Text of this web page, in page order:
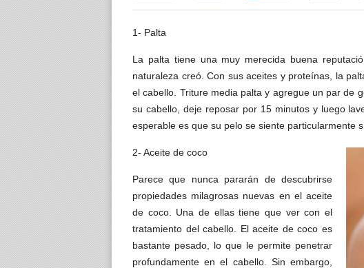
1- Palta
La palta tiene una muy merecida buena
naturaleza creó. Con sus aceites y proteínas, la
el cabello. Triture media palta y agregue un par de
su cabello, deje reposar por 15 minutos y luego
esperable es que su pelo se siente particularmente
2- Aceite de coco
Parece que nunca pararán de descubrirse
propiedades milagrosas nuevas en el aceite
de coco. Una de ellas tiene que ver con el
tratamiento del cabello. El aceite de coco es
bastante pesado, lo que le permite penetrar
profundamente en el cabello. Sin embargo,